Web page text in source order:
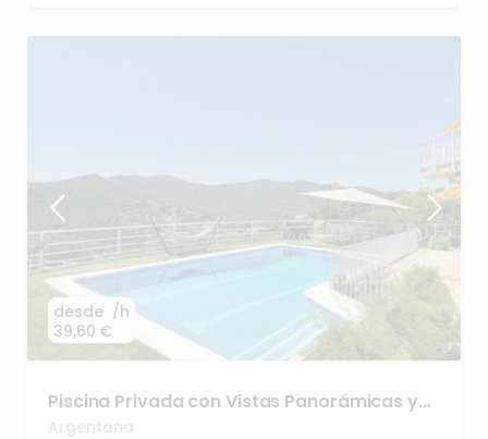
desde
39,60 €
/h
Piscina Privada con Vistas Panorámicas y
Barbacoa
Argentona